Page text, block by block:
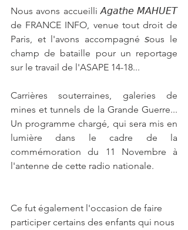
Nous avons accueilli 𝘈𝘨𝘢𝘵𝘩𝘦 𝘔𝘈𝘏𝘜𝘌𝘛
de FRANCE INFO, venue tout droit de
Paris, et l'avons accompagné 𝘴ous le
champ de bataille pour un reportage
sur le travail de l'ASAPE 14-18...
Carrières souterraines, galeries de
mines et tunnels de la Grande Guerre...
Un programme chargé, qui sera mis en
lumière dans le cadre de la
commémoration du 11 Novembre à
l'antenne de cette radio nationale.
Ce fut également l'occasion de faire
participer certains des enfants qui nous